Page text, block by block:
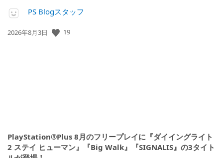
PS Blogスタッフ
公
2026年8月3日 19
PlayStation®Plus 8月のフリープレイに『ダイイングライト
2 ステイ ヒューマン』『Big Walk』『SIGNALIS』の3タイト